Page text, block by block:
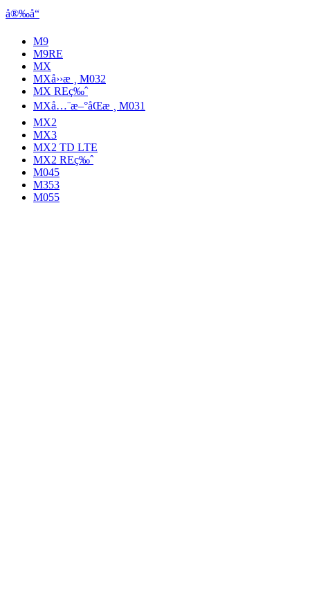
å®‰å“
M9
M9RE
MX
MXå››æ ¸ M032
MX REç‰ˆ
MXå…¨æ–°åŒæ ¸ M031
MX2
MX3
MX2 TD LTE
MX2 REç‰ˆ
M045
M353
M055